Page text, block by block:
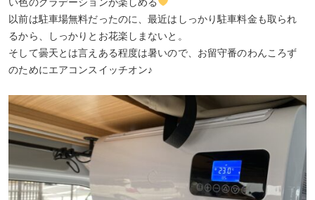
以前は駐車場無料だったのに、最近はしっかり駐車料金も取られ
るから、しっかりとお花楽しまないと。
そして曇天とは言えある程度は暑いので、お留守番のわんころず
のためにエアコンスイッチオン♪